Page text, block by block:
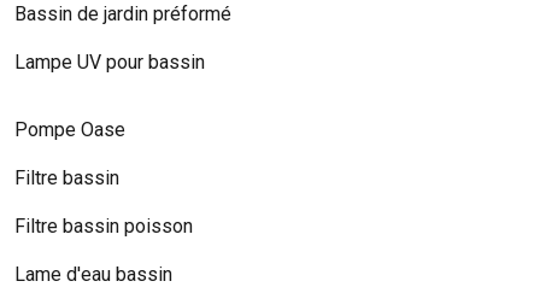
Bassin de jardin préformé
Lampe UV pour bassin
Pompe Oase
Filtre bassin
Filtre bassin poisson
Lame d'eau bassin